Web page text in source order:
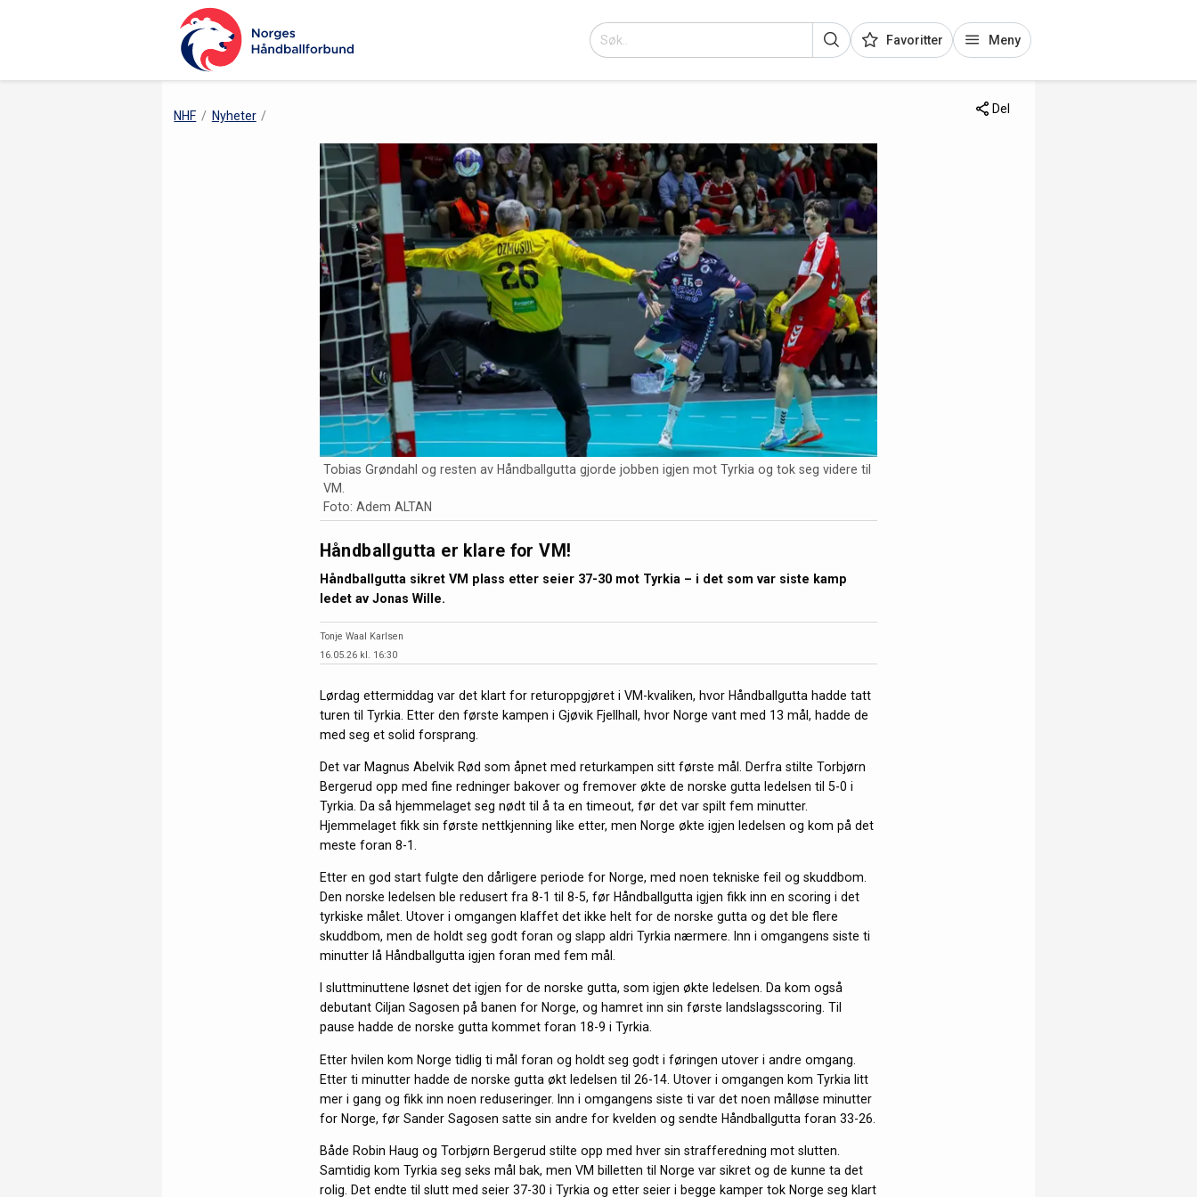
Favoritter Meny
NHF Nyheter Del
Tobias Grøndahl og resten av Håndballgutta gjorde jobben igjen mot Tyrkia og tok seg videre til
VM.
Foto: Adem ALTAN
Håndballgutta er klare for VM!
Håndballgutta sikret VM plass etter seier 37-30 mot Tyrkia – i det som var siste kamp
ledet av Jonas Wille.
Tonje Waal Karlsen
16.05.26 kl. 16:30
Lørdag ettermiddag var det klart for returoppgjøret i VM-kvaliken, hvor Håndballgutta hadde tatt
turen til Tyrkia. Etter den første kampen i Gjøvik Fjellhall, hvor Norge vant med 13 mål, hadde de
med seg et solid forsprang.
Det var Magnus Abelvik Rød som åpnet med returkampen sitt første mål. Derfra stilte Torbjørn
Bergerud opp med fine redninger bakover og fremover økte de norske gutta ledelsen til 5-0 i
Tyrkia. Da så hjemmelaget seg nødt til å ta en timeout, før det var spilt fem minutter.
Hjemmelaget fikk sin første nettkjenning like etter, men Norge økte igjen ledelsen og kom på det
meste foran 8-1.
Etter en god start fulgte den dårligere periode for Norge, med noen tekniske feil og skuddbom.
Den norske ledelsen ble redusert fra 8-1 til 8-5, før Håndballgutta igjen fikk inn en scoring i det
tyrkiske målet. Utover i omgangen klaffet det ikke helt for de norske gutta og det ble flere
skuddbom, men de holdt seg godt foran og slapp aldri Tyrkia nærmere. Inn i omgangens siste ti
minutter lå Håndballgutta igjen foran med fem mål.
I sluttminuttene løsnet det igjen for de norske gutta, som igjen økte ledelsen. Da kom også
debutant Ciljan Sagosen på banen for Norge, og hamret inn sin første landslagsscoring. Til
pause hadde de norske gutta kommet foran 18-9 i Tyrkia.
Etter hvilen kom Norge tidlig ti mål foran og holdt seg godt i føringen utover i andre omgang.
Etter ti minutter hadde de norske gutta økt ledelsen til 26-14. Utover i omgangen kom Tyrkia litt
mer i gang og fikk inn noen reduseringer. Inn i omgangens siste ti var det noen målløse minutter
for Norge, før Sander Sagosen satte sin andre for kvelden og sendte Håndballgutta foran 33-26.
Både Robin Haug og Torbjørn Bergerud stilte opp med hver sin strafferedning mot slutten.
Samtidig kom Tyrkia seg seks mål bak, men VM billetten til Norge var sikret og de kunne ta det
rolig. Det endte til slutt med seier 37-30 i Tyrkia og etter seier i begge kamper tok Norge seg klart